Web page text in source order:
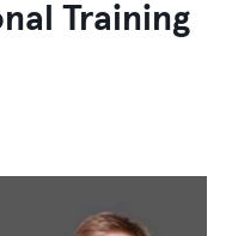
Training